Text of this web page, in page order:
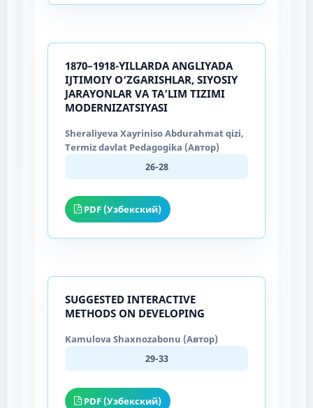
1870–1918-YILLARDA ANGLIYADA
IJTIMOIY O‘ZGARISHLAR, SIYOSIY
JARAYONLAR VA TA’LIM TIZIMI
MODERNIZATSIYASI
Sheraliyeva Xayriniso Abdurahmat qizi,
Termiz davlat Pedagogika (Автор)
26-28
PDF (Узбекский)
SUGGESTED INTERACTIVE
METHODS ON DEVELOPING
Kamulova Shaxnozabonu (Автор)
29-33
PDF (Узбекский)